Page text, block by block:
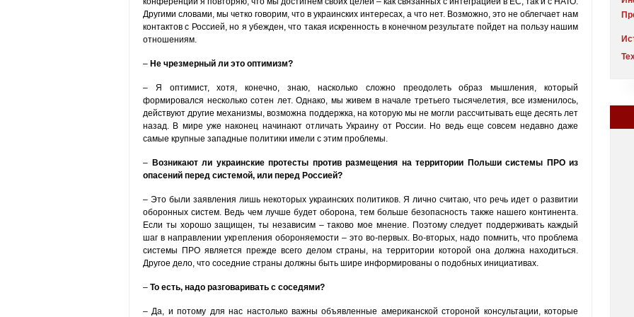
Другими словами, мы четко говорим, что в украинских интересах, а что нет. Возможно, это не облегчает нам
контактов с Россией, но я убежден, что такая искренность в конечном результате пойдет на пользу нашим
отношениям.
– Не чрезмерный ли это оптимизм?
– Я оптимист, хотя, конечно, знаю, насколько сложно преодолеть образ мышления, который
формировался несколько сотен лет. Однако, мы живем в начале третьего тысячелетия, все изменилось,
действуют другие механизмы, возможна поддержка, на которую мы не могли рассчитывать еще десять лет
назад. В мире уже наконец начинают отличать Украину от России. Но ведь еще совсем недавно даже
самые крупные западные политики имели с этим проблемы.
– Возникают ли украинские протесты против размещения на территории Польши системы ПРО из
опасений перед системой, или перед Россией?
– Это были заявления лишь некоторых украинских политиков. Я лично считаю, что речь идет о развитии
оборонных систем. Ведь чем лучше будет оборона, тем больше безопасность также нашего континента.
Если ты хорошо защищен, ты независим – таково мое мнение. Поэтому следует поддерживать каждый
шаг в направлении укрепления обороняемости – это во-первых. Во-вторых, надо помнить, что проблема
системы ПРО является прежде всего делом страны, на территории которой она должна находиться.
Другое дело, что соседние страны должны быть шире информированы о подобных инициативах.
– То есть, надо разговаривать с соседями?
– Да, и потому для нас настолько важны объявленные американской стороной консультации, которые